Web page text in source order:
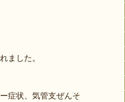
ました。
症状、気管支ぜんそ